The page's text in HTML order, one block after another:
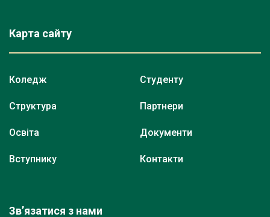
Карта сайту
Коледж
Структура
Освіта
Вступнику
Студенту
Партнери
Документи
Контакти
Зв’язатися з нами